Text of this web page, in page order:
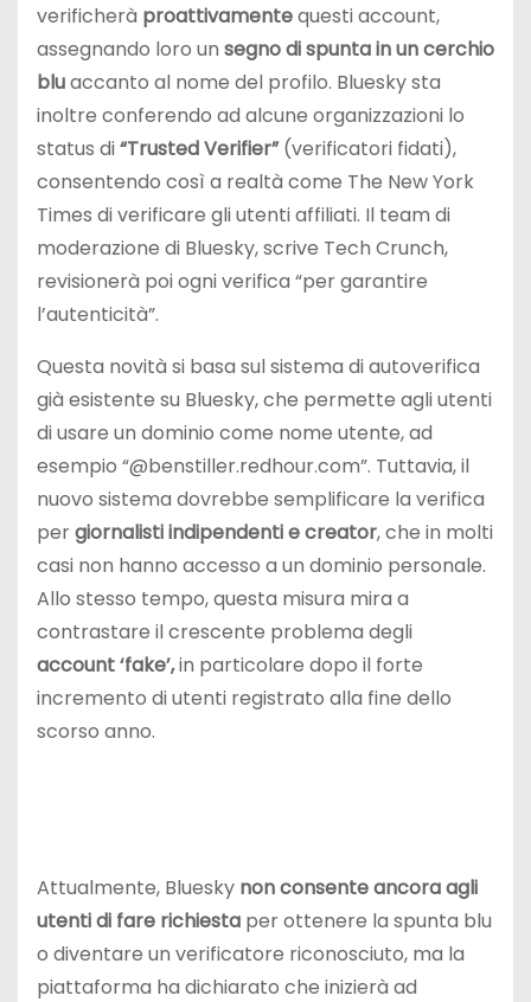
verificherà proattivamentequesti account,
assegnando loro un segno di spunta in un cerchio
bluaccanto al nome del profilo. Bluesky sta
inoltre conferendo ad alcune organizzazioni lo
status di“Trusted Verifier”(verificatori fidati),
consentendo così a realtà come The New York
Times di verificare gli utenti affiliati. Il team di
moderazione di Bluesky, scrive Tech Crunch,
revisionerà poi ogni verifica “per garantire
l’autenticità”.
Questa novità si basa sul sistema di autoverifica
già esistente su Bluesky, che permette agli utenti
di usare un dominio come nome utente, ad
esempio “@benstiller.redhour.com”. Tuttavia, il
nuovo sistema dovrebbe semplificare la verifica
pergiornalisti indipendenti e creator, che in molti
casi non hanno accesso a un dominio personale.
Allo stesso tempo, questa misura mira a
contrastare il crescente problema degli
account ‘fake’,in particolare dopo il forte
incremento di utenti registrato alla fine dello
scorso anno.
Attualmente, Bluesky non consente ancora agli
utenti di fare richiesta per ottenere la spunta blu
o diventare un verificatore riconosciuto, ma la
piattaforma ha dichiarato che inizierà ad